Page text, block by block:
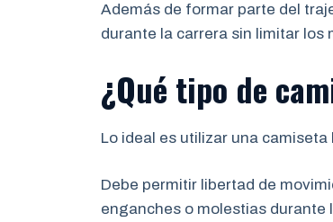
Además de formar parte del
durante la carrera sin limitar los
¿Qué tipo de
Lo ideal es utilizar una
Debe permitir libertad de
enganches o molestias durante